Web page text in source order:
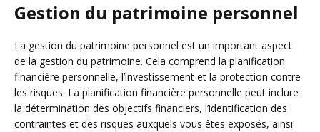
Gestion du patrimoine personnel
La gestion du patrimoine personnel est un important aspect
de la gestion du patrimoine. Cela comprend la planification
financière personnelle, l’investissement et la protection contre
les risques. La planification financière personnelle peut inclure
la détermination des objectifs financiers, l’identification des
contraintes et des risques auxquels vous êtes exposés, ainsi